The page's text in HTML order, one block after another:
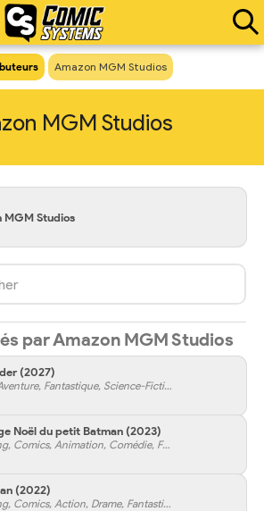
Amazon MGM Studios
MGM Studios
MGM Studios
par Amazon MGM Studios
(2027)
Action, Aventure, Fantastique, Science-Fiction
Noël du petit Batman (2023)
Streaming, Comics, Animation, Comédie, Famille
(2022)
Streaming, Comics, Action, Drame, Fantastique, Science-Fiction